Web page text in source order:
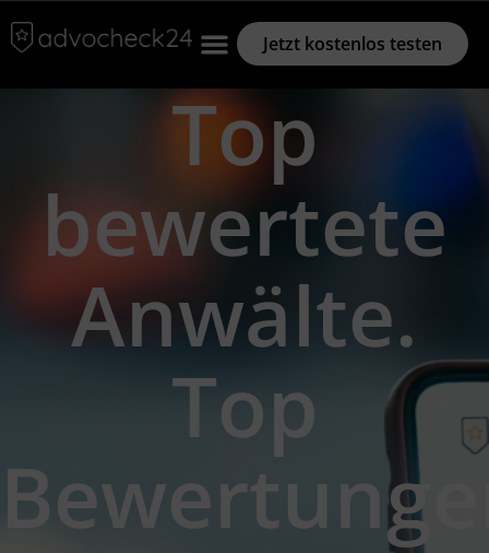
Jetzt kostenlos testen
Top
bewertete
Anwälte.
Top